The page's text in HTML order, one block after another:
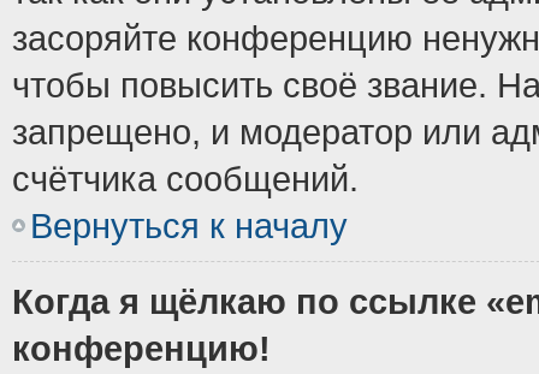
засоряйте конференцию
чтобы повысить своё звание.
запрещено, и модератор или
счётчика сообщений.
Вернуться к началу
Когда я щёлкаю по ссылке
конференцию!